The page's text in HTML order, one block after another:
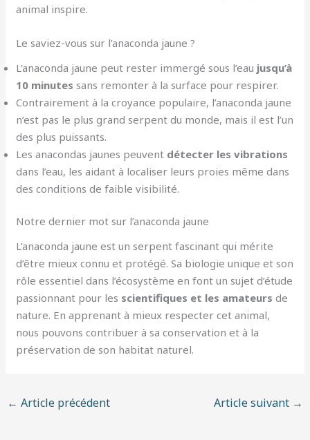
animal inspire.
Le saviez-vous sur l’anaconda jaune ?
L’anaconda jaune peut rester immergé sous l’eau jusqu’à
10 minutes sans remonter à la surface pour respirer.
Contrairement à la croyance populaire, l’anaconda jaune
n’est pas le plus grand serpent du monde, mais il est l’un
des plus puissants.
Les anacondas jaunes peuvent détecter les vibrations
dans l’eau, les aidant à localiser leurs proies même dans
des conditions de faible visibilité.
Notre dernier mot sur l’anaconda jaune
L’anaconda jaune est un serpent fascinant qui mérite
d’être mieux connu et protégé. Sa biologie unique et son
rôle essentiel dans l’écosystème en font un sujet d’étude
passionnant pour les scientifiques et les amateurs de
nature. En apprenant à mieux respecter cet animal,
nous pouvons contribuer à sa conservation et à la
préservation de son habitat naturel.
← Article précédent Article suivant →